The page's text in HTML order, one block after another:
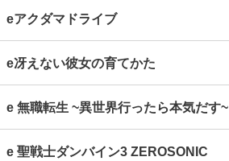
eアクダマドライブ
e冴えない彼女の育てかた
e 無職転生 ~異世界行ったら本気だす~
e 聖戦士ダンバイン3 ZEROSONIC